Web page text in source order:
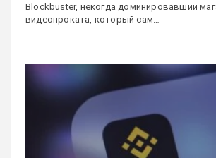
Blockbuster, некогда доминировавший
видеопроката, который сам…